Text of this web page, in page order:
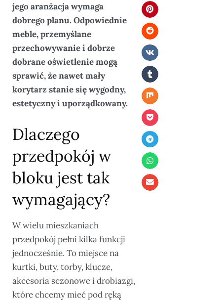
jego aranżacja wymaga
dobrego planu. Odpowiednie
meble, przemyślane
przechowywanie i dobrze
dobrane oświetlenie mogą
sprawić, że nawet mały
korytarz stanie się wygodny,
estetyczny i uporządkowany.
Dlaczego
przedpokój w
bloku jest tak
wymagający?
W wielu mieszkaniach
przedpokój pełni kilka funkcji
jednocześnie. To miejsce na
kurtki, buty, torby, klucze,
akcesoria sezonowe i drobiazgi,
które chcemy mieć pod ręką